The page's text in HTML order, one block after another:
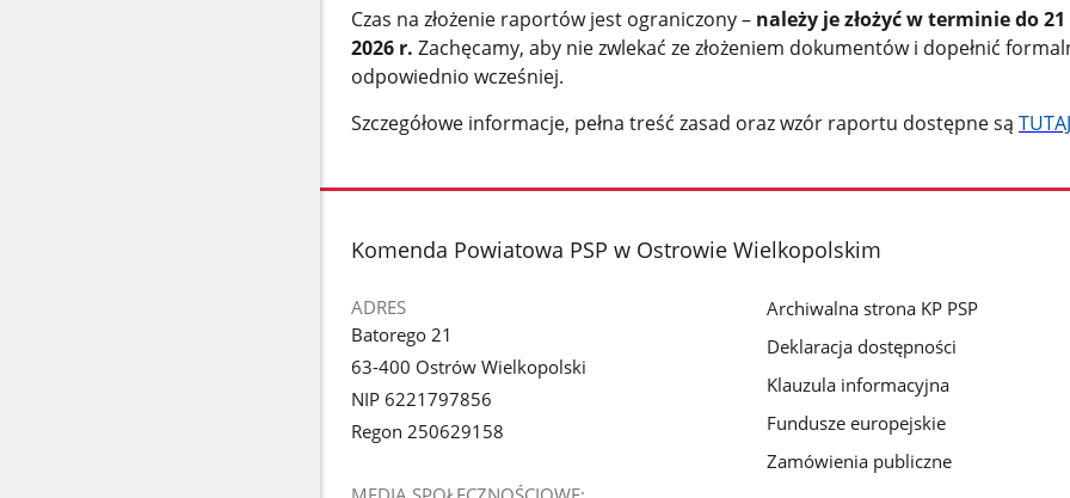
Czas na złożenie raportów jest ograniczony – należy je złożyć w terminie do
2026 r. Zachęcamy, aby nie zwlekać ze złożeniem dokumentów i dopełnić
odpowiednio wcześniej.
Szczegółowe informacje, pełna treść zasad oraz wzór raportu dostępne są TUTAJ
stopka
Komenda Powiatowa PSP w Ostrowie Wielkopolskim
ADRES
Batorego 21
63-400 Ostrów Wielkopolski
NIP 6221797856
Regon 250629158
Archiwalna strona KP PSP
Deklaracja dostępności
Klauzula informacyjna
Fundusze europejskie
Zamówienia publiczne